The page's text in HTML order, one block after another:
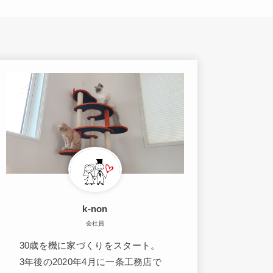
k-non
会社員
30歳を機に家づくりをスタート。
3年後の2020年4月に一条工務店で